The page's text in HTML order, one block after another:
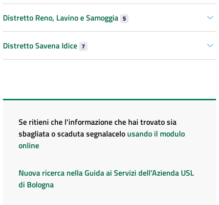
Distretto Reno, Lavino e Samoggia 5
Distretto Savena Idice 7
Se ritieni che l'informazione che hai trovato sia
sbagliata o scaduta segnalacelo usando il modulo
online
Nuova ricerca nella Guida ai Servizi dell'Azienda USL
di Bologna